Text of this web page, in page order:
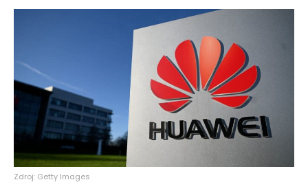
Zdroj: Getty Images